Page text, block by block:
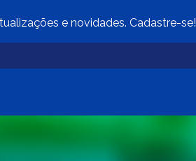
e novidades. Cadastre-se!